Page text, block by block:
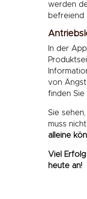
werden
befreiend
In der
von
finden Sie
Sie
muss
alleine
Viel
heute an!